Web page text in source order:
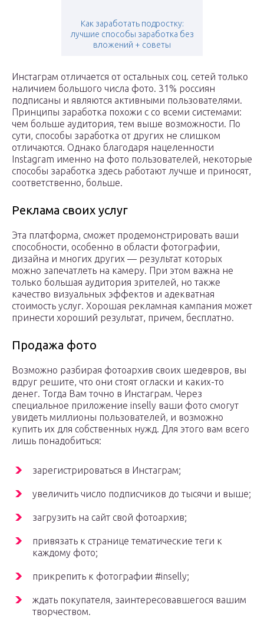
Как заработать подростку:
лучшие способы заработка без
вложений + советы
Инстаграм отличается от остальных соц. сетей только
наличием большого числа фото. 31% россиян
подписаны и являются активными пользователями.
Принципы заработка похожи с со всеми системами:
чем больше аудитория, тем выше возможности. По
сути, способы заработка от других не слишком
отличаются. Однако благодаря нацеленности
Instagram именно на фото пользователей, некоторые
способы заработка здесь работают лучше и приносят,
соответственно, больше.
Реклама своих услуг
Эта платформа, сможет продемонстрировать ваши
способности, особенно в области фотографии,
дизайна и многих других — результат которых
можно запечатлеть на камеру. При этом важна не
только большая аудитория зрителей, но также
качество визуальных эффектов и адекватная
стоимость услуг. Хорошая рекламная кампания может
принести хороший результат, причем, бесплатно.
Продажа фото
Возможно разбирая фотоархив своих шедевров, вы
вдруг решите, что они стоят огласки и каких-то
денег. Тогда Вам точно в Инстаграм. Через
специальное приложение inselly ваши фото смогут
увидеть миллионы пользователей, и возможно
купить их для собственных нужд. Для этого вам всего
лишь понадобиться:
зарегистрироваться в Инстаграм;
увеличить число подписчиков до тысячи и выше;
загрузить на сайт свой фотоархив;
привязать к странице тематические теги к
каждому фото;
прикрепить к фотографии #inselly;
ждать покупателя, заинтересовавшегося вашим
творчеством.